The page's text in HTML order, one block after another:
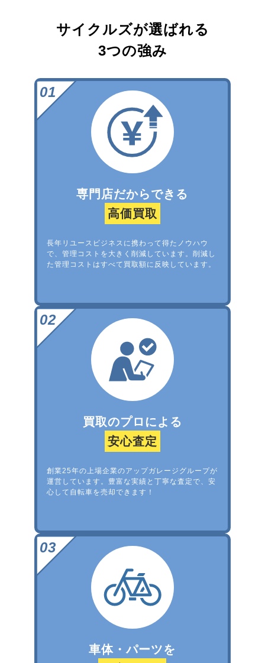
サイクルズが選ばれる
3つの強み
専門店だからできる
高価買取
長年リユースビジネスに携わって得たノウハウ
で、管理コストを大きく削減しています。削減し
た管理コストはすべて買取額に反映しています。
買取のプロによる
安心査定
創業25年の上場企業のアップガレージグループが
運営しています。豊富な実績と丁寧な査定で、安
心して自転車を売却できます！
車体・パーツを